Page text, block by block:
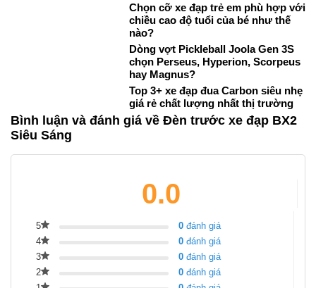
Chọn cỡ xe đạp trẻ em phù hợp với
chiều cao độ tuổi của bé như thế
nào?
Dòng vợt Pickleball Joola Gen 3S
chọn Perseus, Hyperion, Scorpeus
hay Magnus?
Top 3+ xe đạp đua Carbon siêu nhẹ
giá rẻ chất lượng nhất thị trường
Bình luận và đánh giá về Đèn trước xe đạp BX2
Siêu Sáng
0.0
5 0 đánh giá
4
0 đánh giá
3
0 đánh giá
2
0 đánh giá